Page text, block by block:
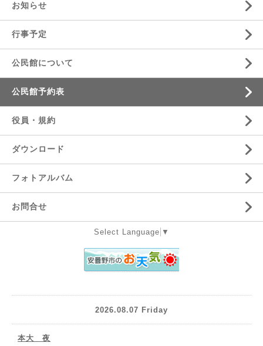
お知らせ
行事予定
公民館について
公民館予約表
役員・規約
ダウンロード
フォトアルバム
お問合せ
Select Language ▼
2026.08.07 Friday
本大 夜